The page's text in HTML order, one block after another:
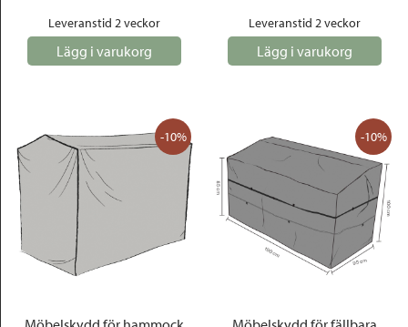
Leveranstid 2 veckor
Lägg i varukorg
Leveranstid 2 veckor
Lägg i varukorg
-10% -10%